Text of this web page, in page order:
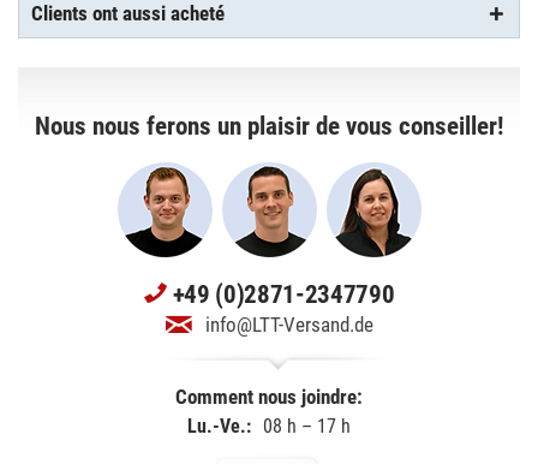
Clients ont aussi acheté
Nous nous ferons un plaisir de vous conseiller!
+49 (0)2871-2347790
info@LTT-Versand.de
Comment nous joindre:
Lu.-Ve.: 08 h – 17 h